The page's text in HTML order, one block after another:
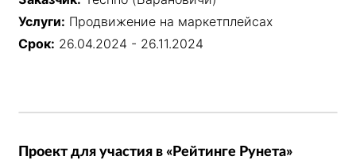
Услуги: Продвижение на маркетплейсах
Срок: 26.04.2024 - 26.11.2024
Проект для участия в «Рейтинге Рунета»